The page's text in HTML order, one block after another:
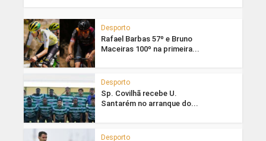
Desporto
Rafael Barbas 57º e Bruno
Maceiras 100º na primeira...
Desporto
Sp. Covilhã recebe U.
Santarém no arranque do...
Desporto